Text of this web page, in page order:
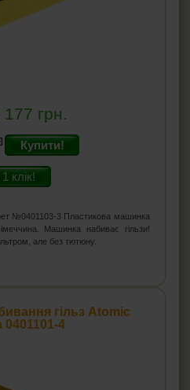
177 грн.
Купити!
клік!
№0401103-3 Пластикова машинка
Машинка набиває гільзи!
але без тютюну.
гільз Atomic
4